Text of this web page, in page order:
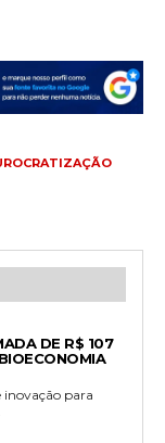
DE R$ 107
inovação para